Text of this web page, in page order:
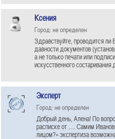
Ксения
Город: не определен
Здравствуйте, проводится ли
давности документов
а не только печати или
искусственного
Эксперт
Город: не определен
Добрый день, Алена! По
расписке от …. Самим
лицом?» экспертиза